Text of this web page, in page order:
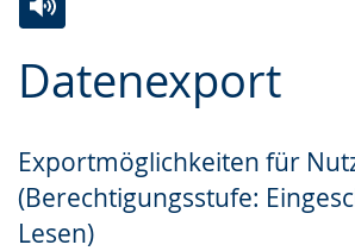
Datenexport
Exportmöglichkeiten für
(Berechtigungsstufe:
Lesen)
Leichten
wechseln.
Audio-
Video
Deutscher
Gebärdensprache
wird